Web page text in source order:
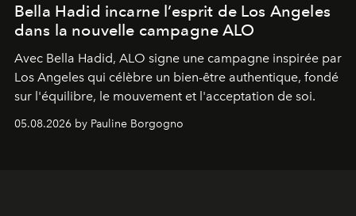
Bella Hadid incarne l’esprit de Los Angeles
dans la nouvelle campagne ALO
Avec Bella Hadid, ALO signe une campagne inspirée par
Los Angeles qui célèbre un bien-être authentique, fondé
sur l'équilibre, le mouvement et l'acceptation de soi.
05.08.2026 by Pauline Borgogno